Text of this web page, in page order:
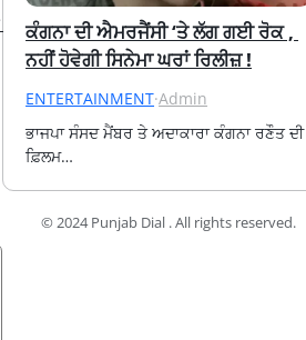
ਕੰਗਨਾ ਦੀ ਐਮਰਜੈਂਸੀ ‘ਤੇ ਲੱਗ ਗਈ ਰੋਕ ,
ਨਹੀਂ ਹੋਵੇਗੀ ਸਿਨੇਮਾ ਘਰਾਂ ਰਿਲੀਜ਼ !
ENTERTAINMENT·Admin
ਭਾਜਪਾ ਸੰਸਦ ਮੈਂਬਰ ਤੇ ਅਦਾਕਾਰਾ ਕੰਗਨਾ ਰਣੌਤ ਦੀ
ਫ਼ਿਲਮ…
© 2024 Punjab Dial . All rights reserved.